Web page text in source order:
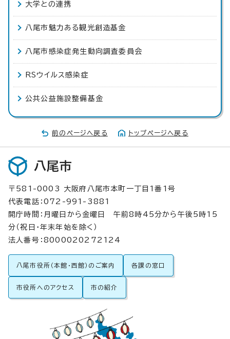
大学との連携
八尾市魅力ある観光創造基金
八尾市感染症発生動向調査委員会
RSウイルス感染症
公共公益施設整備基金
前のページへ戻る トップページへ戻る
八尾市
〒581-0003 大阪府八尾市本町一丁目1番1号
代表電話：072-991-3881
開庁時間：月曜日から金曜日 午前8時45分から午後5時15
分（祝日・年末年始を除く）
法人番号：8000020272124
八尾市役所（本館・西館）のご案内 各課の窓口
市役所へのアクセス 市の紹介